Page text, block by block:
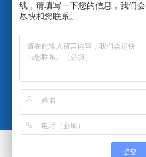
电话：
青岛市市北区山
备案号：
鲁ICP备
线，请填写一下您的信息，我们会
尽快和您联系。
提交